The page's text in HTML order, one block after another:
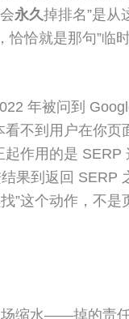
永久掉排名”是从
恰恰就是那句”
年被问到
不到用户在你
起作用的是
果到返回 SERP
”这个动作，不是
缩水——掉的责